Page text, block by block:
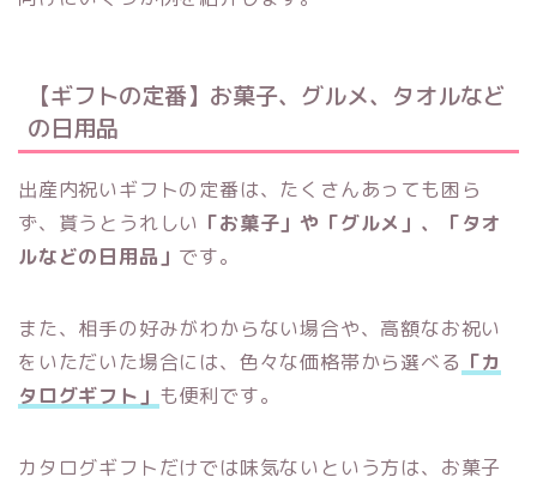
【ギフトの定番】お菓子、グルメ、タオルなど
の日用品
出産内祝いギフトの定番は、たくさんあっても困ら
ず、貰うとうれしい 「お菓子」や「グルメ」、「タオ
ルなどの日用品」 です。
また、相手の好みがわからない場合や、高額なお祝い
をいただいた場合には、色々な価格帯から選べる 「カ
タログギフト」 も便利です。
カタログギフトだけでは味気ないという方は、お菓子